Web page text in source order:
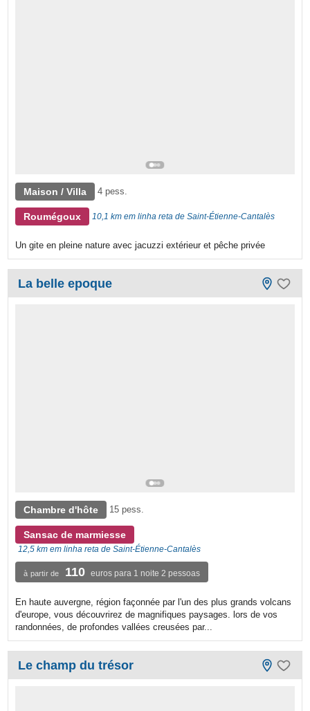
Maison / Villa 4 pess.
Roumégoux 10,1 km em linha reta de Saint-Étienne-Cantalès
Un gite en pleine nature avec jacuzzi extérieur et pêche privée
La belle epoque
Chambre d'hôte 15 pess.
Sansac de marmiesse
12,5 km em linha reta de Saint-Étienne-Cantalès
à partir de 110 euros para 1 noite 2 pessoas
En haute auvergne, région façonnée par l'un des plus grands volcans
d'europe, vous découvrirez de magnifiques paysages. lors de vos
randonnées, de profondes vallées creusées par...
Le champ du trésor